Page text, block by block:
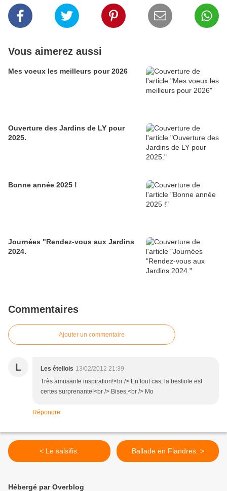
Vous aimerez aussi
Mes voeux les meilleurs pour 2026
Ouverture des Jardins de LY pour
2025.
Bonne année 2025 !
Journées "Rendez-vous aux Jardins
2024.
Commentaires
Ajouter un commentaire
L Les étellois 13/02/2012 21:39
Très amusante inspiration!<br /> En tout cas, la bestiole est
certes surprenante!<br /> Bises,<br /> Mo
Répondre
< Le salsifis. Ballade en Flandres. >
Hébergé par Overblog